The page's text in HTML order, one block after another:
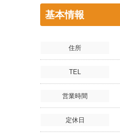
基本情報
住所
TEL
営業時間
定休日